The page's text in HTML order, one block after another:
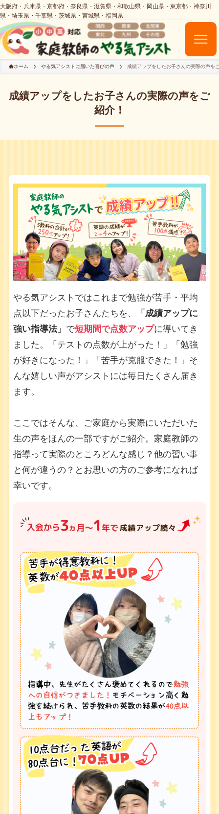
ホーム やる気アシストに届いた喜びの声 成績アップをしたお子さんの実際の声を
成績アップをしたお子さんの実際の声をご
紹介！
やる気アシストではこれまで勉強が苦手・平均
点以下だったお子さんたちを、
「成績アップに
強い指導法」 で短期間で点数アップに導いてき
ました。「テストの点数が上がった！」「勉強
が好きになった！」「苦手が克服できた！」そ
んな嬉しい声がアシストには毎日たくさん届き
ます。
ここではそんな、ご家庭から実際にいただいた
生の声をほんの一部ですがご紹介。家庭教師の
指導って実際のところどんな感じ？他の習い事
と何が違うの？とお思いの方のご参考になれば
幸いです。